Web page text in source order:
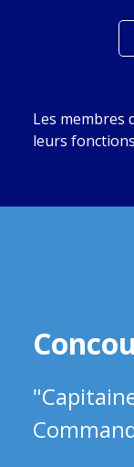
Les membres
leurs